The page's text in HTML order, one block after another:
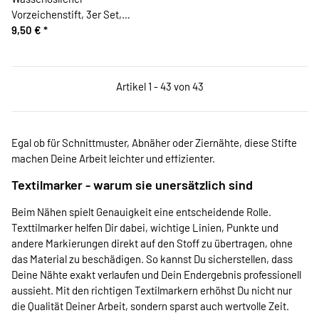
Vorzeichenstift, 3er Set,
Clover
9,50 € *
Artikel 1 - 43 von 43
Egal ob für Schnittmuster, Abnäher oder Ziernähte, diese Stifte
machen Deine Arbeit leichter und effizienter.
Textilmarker - warum sie unersätzlich sind
Beim Nähen spielt Genauigkeit eine entscheidende Rolle.
Texttilmarker helfen Dir dabei, wichtige Linien, Punkte und
andere Markierungen direkt auf den Stoff zu übertragen, ohne
das Material zu beschädigen. So kannst Du sicherstellen, dass
Deine Nähte exakt verlaufen und Dein Endergebnis professionell
aussieht. Mit den richtigen Textilmarkern erhöhst Du nicht nur
die Qualität Deiner Arbeit, sondern sparst auch wertvolle Zeit.